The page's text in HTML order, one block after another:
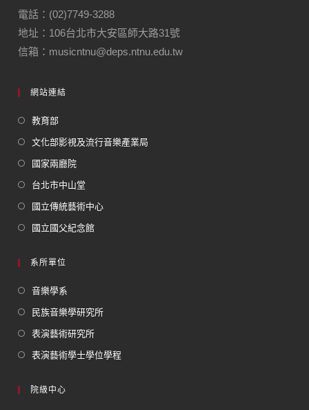
電話：(02)7749-3288
地址：106台北市大安區師大路31號
信箱：musicntnu@deps.ntnu.edu.tw
網站連結
教育部
文化部影視及流行音樂產業局
國家兩廳院
台北市中山堂
國立傳統藝術中心
國立國父紀念館
系所單位
音樂學系
民族音樂學研究所
表演藝術研究所
表演藝術學士學位學程
院級中心